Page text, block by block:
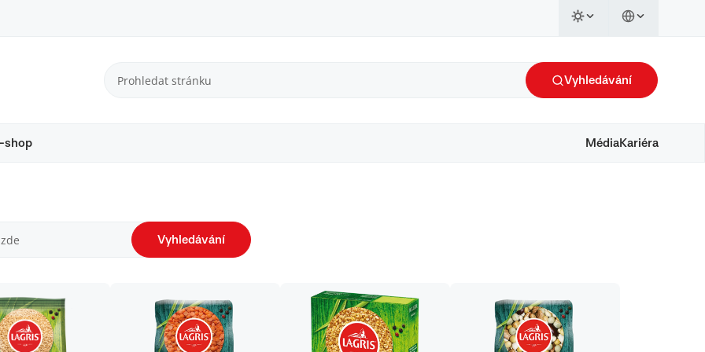
Vyhledávání
shop MédiaKariéra
Vyhledávání